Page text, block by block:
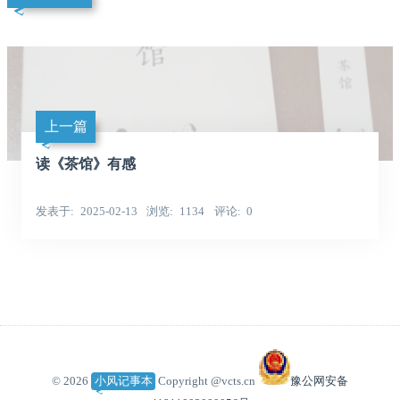
上一篇
读《茶馆》有感
发表于 2025-02-13 浏览 1134 评论 0
© 2026 小风记事本 Copyright @vcts.cn
豫公网安备